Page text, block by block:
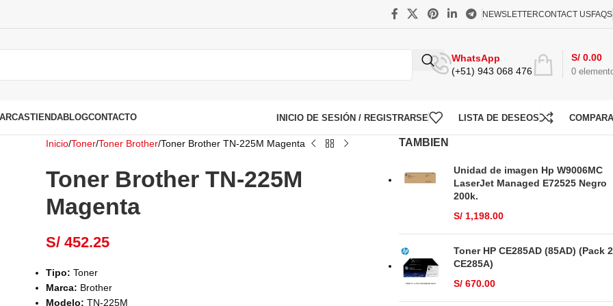
NEWSLETTERCONTACT USFAQS
WhatsApp
(+51) 943 068 476
0
S/ 0.00
TIENDABLOGCONTACTO INICIO DE SESIÓN / REGISTRARSE LISTA DE DESEOS
Inicio Toner Toner Brother Toner Brother TN-225M Magenta
Toner Brother TN-225M
Magenta
S/ 452.25
Tipo: Toner
Marca: Brother
Modelo: TN-225M
TAMBIEN
Unidad de imagen Hp W9006MC
LaserJet Managed E72525 Negro
200k.
S/1,198.00
Toner HP CE285AD (85AD) (Pack 2
CE285A)
S/670.00